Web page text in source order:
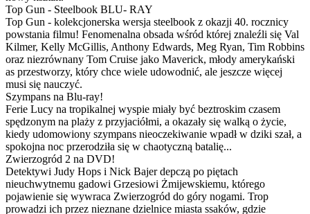
Top Gun - Steelbook BLU- RAY
Top Gun - kolekcjonerska wersja steelbook z okazji 40. rocznicy
powstania filmu! Fenomenalna obsada wśród której znaleźli się Val
Kilmer, Kelly McGillis, Anthony Edwards, Meg Ryan, Tim Robbins
oraz niezrównany Tom Cruise jako Maverick, młody amerykański
as przestworzy, który chce wiele udowodnić, ale jeszcze więcej
musi się nauczyć.
Szympans na Blu-ray!
Ferie Lucy na tropikalnej wyspie miały być beztroskim czasem
spędzonym na plaży z przyjaciółmi, a okazały się walką o życie,
kiedy udomowiony szympans nieoczekiwanie wpadł w dziki szał, a
spokojna noc przerodziła się w chaotyczną batalię...
Zwierzogród 2 na DVD!
Detektywi Judy Hops i Nick Bajer depczą po piętach
nieuchwytnemu gadowi Grzesiowi Żmijewskiemu, którego
pojawienie się wywraca Zwierzogród do góry nogami. Trop
prowadzi ich przez nieznane dzielnice miasta ssaków, gdzie